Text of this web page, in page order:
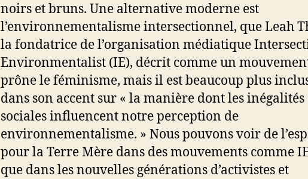
noirs et bruns. Une alternative moderne est
l’environnementalisme intersectionnel, que Leah
la fondatrice de l’organisation médiatique
Environmentalist (IE), décrit comme un
prône le féminisme, mais il est beaucoup plus
dans son accent sur « la manière dont les inégalités
sociales influencent notre perception de
environnementalisme. » Nous pouvons voir de
pour la Terre Mère dans des mouvements comme
que dans les nouvelles générations d’activistes et